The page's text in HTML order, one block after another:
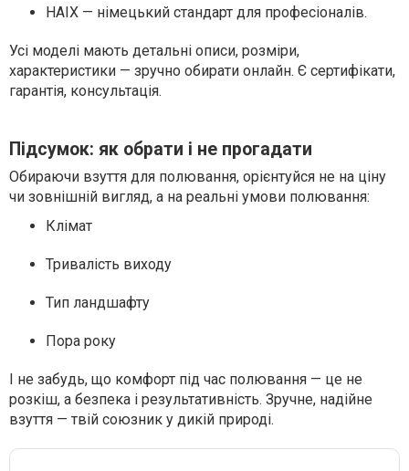
HAIX — німецький стандарт для професіоналів.
Усі моделі мають детальні описи, розміри,
характеристики — зручно обирати онлайн. Є сертифікати,
гарантія, консультація.
Підсумок: як обрати і не прогадати
Обираючи взуття для полювання, орієнтуйся не на ціну
чи зовнішній вигляд, а на реальні умови полювання:
Клімат
Тривалість виходу
Тип ландшафту
Пора року
І не забудь, що комфорт під час полювання — це не
розкіш, а безпека і результативність. Зручне, надійне
взуття — твій союзник у дикій природі.